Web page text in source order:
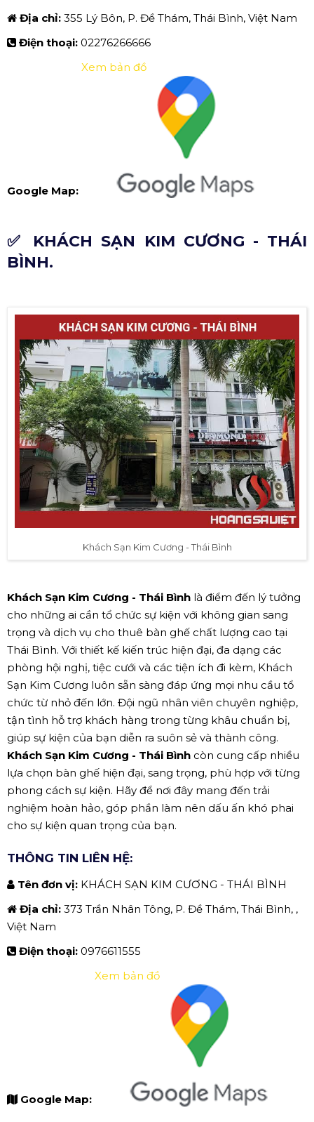
Địa chỉ: 355 Lý Bôn, P. Đề Thám, Thái Bình, Việt Nam
Điện thoại: 02276266666
Google Map:
Xem bản đồ
✅ KHÁCH SẠN KIM CƯƠNG - THÁI
BÌNH.
Khách Sạn Kim Cương - Thái Bình
Khách Sạn Kim Cương - Thái Bình là điểm đến lý tưởng
cho những ai cần tổ chức sự kiện với không gian sang
trọng và dịch vụ cho thuê bàn ghế chất lượng cao tại
Thái Bình. Với thiết kế kiến trúc hiện đại, đa dạng các
phòng hội nghị, tiệc cưới và các tiện ích đi kèm, Khách
Sạn Kim Cương luôn sẵn sàng đáp ứng mọi nhu cầu tổ
chức từ nhỏ đến lớn. Đội ngũ nhân viên chuyên nghiệp,
tận tình hỗ trợ khách hàng trong từng khâu chuẩn bị,
giúp sự kiện của bạn diễn ra suôn sẻ và thành công.
Khách Sạn Kim Cương - Thái Bình còn cung cấp nhiều
lựa chọn bàn ghế hiện đại, sang trọng, phù hợp với từng
phong cách sự kiện. Hãy để nơi đây mang đến trải
nghiệm hoàn hảo, góp phần làm nên dấu ấn khó phai
cho sự kiện quan trọng của bạn.
THÔNG TIN LIÊN HỆ:
Tên đơn vị: KHÁCH SẠN KIM CƯƠNG - THÁI BÌNH
Địa chỉ: 373 Trần Nhân Tông, P. Đề Thám, Thái Bình, ,
Việt Nam
Điện thoại: 0976611555
Google Map:
Xem bản đồ